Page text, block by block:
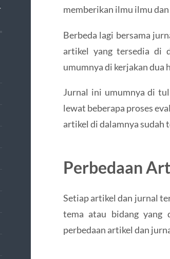
memberikan ilmu ilmu
Berbeda lagi bersama
artikel yang tersedia di
umumnya di kerjakan dua
Jurnal ini umumnya di
lewat beberapa proses
artikel di dalamnya sudah
Perbedaan
Setiap artikel dan jurnal
tema atau bidang yang
perbedaan artikel dan